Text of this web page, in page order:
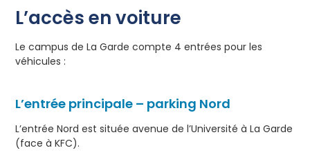
L’accès en voiture
Le campus de La Garde compte 4 entrées pour les
véhicules :
L’entrée principale – parking Nord
L’entrée Nord est située avenue de l’Université à La Garde
(face à KFC).